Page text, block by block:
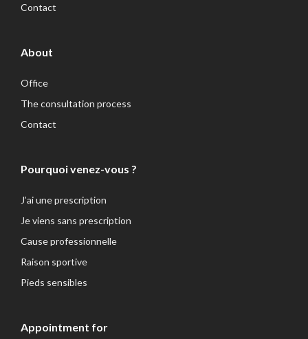
Contact
About
Office
The consultation process
Contact
Pourquoi venez-vous ?
J’ai une prescription
Je viens sans prescription
Cause professionnelle
Raison sportive
Pieds sensibles
Appointment for